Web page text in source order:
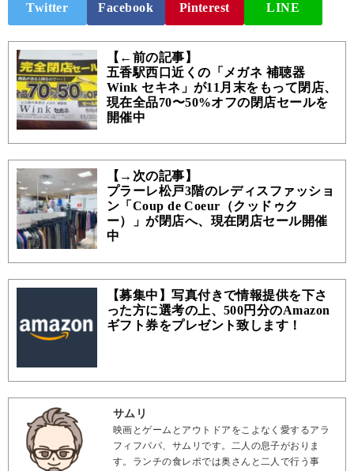
Twitter Facebook Pinterest LINE
【←前の記事】
五香駅西口近くの「メガネ 補聴器
Wink セキネ」が11月末をもって閉店、
現在全品70〜50%オフの閉店セールを
開催中
【→次の記事】
プラーレ松戸3階のレディスファッショ
ン「Coup de Coeur（クッドゥク
ー）」が閉店へ、現在閉店セール開催
中
【募集中】写真付きで情報提供を下さ
った方に選考の上、500円分のAmazon
ギフト券をプレゼント致します！
サムリ
映画とゲームとアウトドアをこよなく愛するアラ
フィフパパ、サムリです。二人の息子がおりま
す。ランチの食レポでは奥さんと二人で行う事